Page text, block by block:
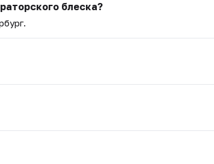
блеска?